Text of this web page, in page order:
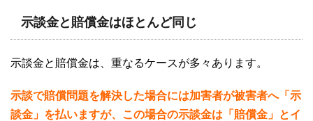
示談金と賠償金はほとんど同じ
示談金と賠償金は、重なるケースが多々あります。
示談で賠償問題を解決した場合には加害者が被害者へ「示
談金」を払いますが、この場合の示談金は「賠償金」とイ